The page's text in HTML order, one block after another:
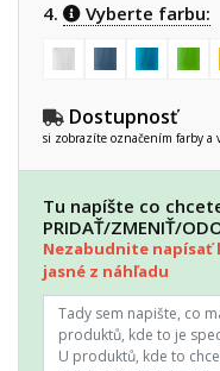
4. Vyberte farbu:
Dostupnosť
si zobrazíte označením farby a
Tu napíšte co
PRIDAŤ/ZMENIŤ/
Nezabudnite napísať
jasné z náhľadu